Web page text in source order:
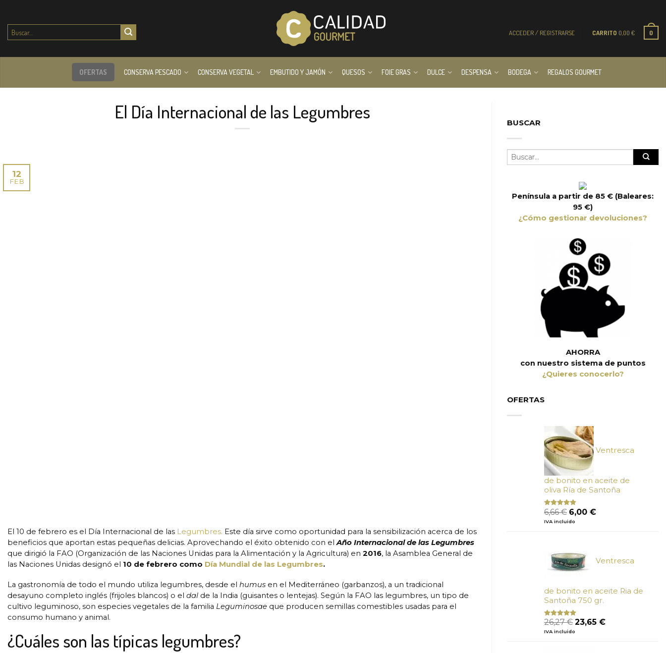
Buscar
por: ACCEDER / REGISTRARSE CARRITO 0,00 € 0
OFERTAS CONSERVA PESCADO CONSERVA VEGETAL EMBUTIDO Y JAMÓN QUESOS FOIE GRAS DULCE DESPENSA BODEGA REGALOS GOURMET
El Día Internacional de las Legumbres
12
FEB
El 10 de febrero es el Día Internacional de las Legumbres. Este día sirve como oportunidad para la sensibilización acerca de los
beneficios que aportan estas pequeñas delicias. Aprovechando el éxito obtenido con elAño Internacional de las Legumbres
que dirigió la FAO (Organización de las Naciones Unidas para la Alimentación y la Agricultura) en 2016, la Asamblea General de
las Naciones Unidas designó el 10 de febrero como Día Mundial de las Legumbres.
La gastronomía de todo el mundo utiliza legumbres, desde el humus en el Mediterráneo (garbanzos), a un tradicional
desayuno completo inglés (frijoles blancos) o el dal de la India (guisantes o lentejas). Según la FAO las legumbres, un tipo de
cultivo leguminoso, son especies vegetales de la familia Leguminosae que producen semillas comestibles usadas para el
consumo humano y animal.
¿Cuáles son las típicas legumbres?
BUSCAR
Península a partir de 85 € (Baleares:
95 €)
¿Cómo gestionar devoluciones?
AHORRA
con nuestro sistema de puntos
¿Quieres conocerlo?
OFERTAS
Ventresca
de bonito en aceite de
oliva Ría de Santoña
Valorado
con
de 5
6,66€ El
precio
6,00 €El
IVA incluido
Ventresca
de bonito en aceite Ria de
Santoña 750 gr.
Valorado
con
5
26,27€ El
precio
23,65 €El
IVA incluido